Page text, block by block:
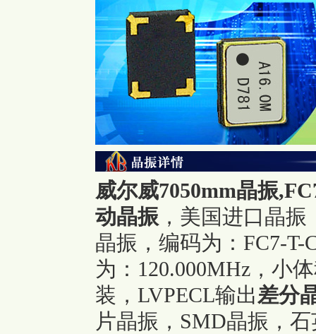
威尔威7050mm晶振
动晶振 ， 美国进口晶振
晶振，编码为：FC7-T-
为：120.000MHz，小
装，LVPECL输出差分
片晶振，SMD晶振，